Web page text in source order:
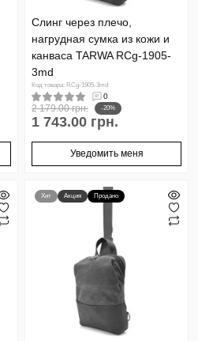
Слинг через плечо,
нагрудная сумка из кожи и
канваса TARWA RCg-1905-
3md
Код товара: RCg-1905-3md
0
2 179.00 грн. -20%
1 743.00 грн.
Уведомить меня
Хит Акция Продано